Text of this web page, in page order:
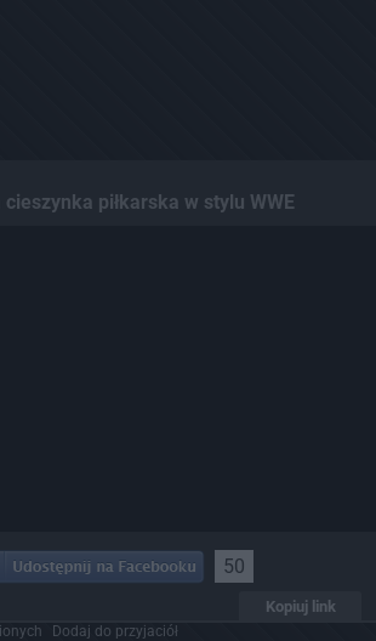
piłkarska w stylu WWE
50
Kopiuj link
Dodaj do przyjaciół